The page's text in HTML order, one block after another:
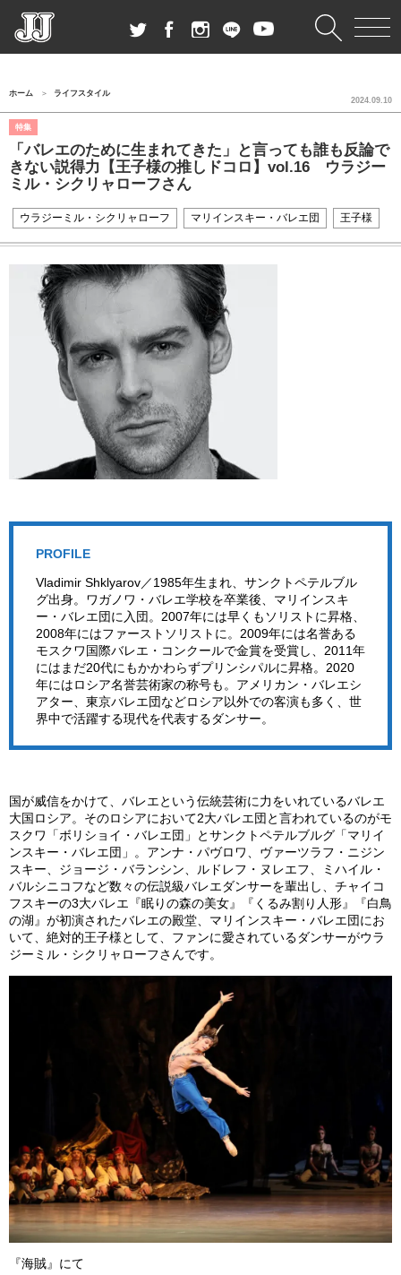
ホーム ライフスタイル
特集
「バレエのために生まれてきた」と言っても誰も反論で
きない説得力【王子様の推しドコロ】vol.16 ウラジー
ミル・シクリャローフさん
2024.09.10
ウラジーミル・シクリャローフ マリインスキー・バレエ団 王子様
PROFILE
Vladimir Shklyarov／1985年生まれ、サンクトペテルブル
グ出身。ワガノワ・バレエ学校を卒業後、マリインスキ
ー・バレエ団に入団。2007年には早くもソリストに昇格、
2008年にはファーストソリストに。2009年には名誉ある
モスクワ国際バレエ・コンクールで金賞を受賞し、2011年
にはまだ20代にもかかわらずプリンシパルに昇格。2020
年にはロシア名誉芸術家の称号も。アメリカン・バレエシ
アター、東京バレエ団などロシア以外での客演も多く、世
界中で活躍する現代を代表するダンサー。
国が威信をかけて、バレエという伝統芸術に力をいれているバレエ
大国ロシア。そのロシアにおいて2大バレエ団と言われているのがモ
スクワ「ボリショイ・バレエ団」とサンクトペテルブルグ「マリイ
ンスキー・バレエ団」。アンナ・パヴロワ、ヴァーツラフ・ニジン
スキー、ジョージ・バランシン、ルドレフ・ヌレエフ、ミハイル・
バルシニコフなど数々の伝説級バレエダンサーを輩出し、チャイコ
フスキーの3大バレエ『眠りの森の美女』『くるみ割り人形』『白鳥
の湖』が初演されたバレエの殿堂、マリインスキー・バレエ団にお
いて、絶対的王子様として、ファンに愛されているダンサーがウラ
ジーミル・シクリャローフさんです。
『海賊』にて